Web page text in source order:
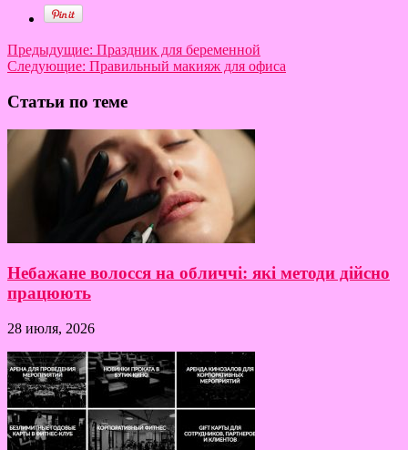
Предыдущие: Праздник для беременной
Следующие: Правильный макияж для офиса
Статьи по теме
Небажане волосся на обличчі: які методи дійсно
працюють
28 июля, 2026